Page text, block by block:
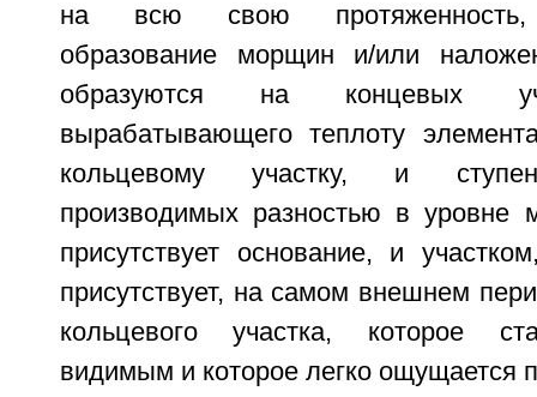
на всю свою протяженность,
образование морщин и/или
образуются на концевых
вырабатывающего теплоту
кольцевому участку, и
производимых разностью в уровне
присутствует основание, и
присутствует, на самом внешнем
кольцевого участка, которое
видимым и которое легко ощущается